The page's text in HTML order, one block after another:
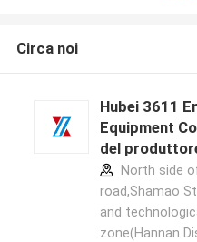
Circa noi
Hubei 3611
Equipment
del
North side
road,Shamao
and
zone(Hannan